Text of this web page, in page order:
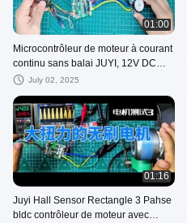
01:00
Microcontrôleur de moteur à courant
continu sans balai JUYI, 12V DC
Motor Speed Control IC JY02A
July 02, 2025
01:16
Juyi Hall Sensor Rectangle 3 Pahse
bldc contrôleur de moteur avec